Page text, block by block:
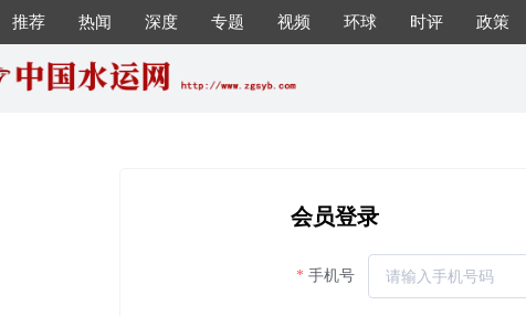
推荐 热闻 深度 专题 视频 环球 时评 政策
会员登录
手机号